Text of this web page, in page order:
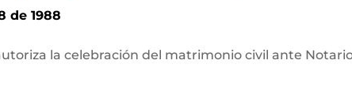
de 1988
la celebración del matrimonio civil ante